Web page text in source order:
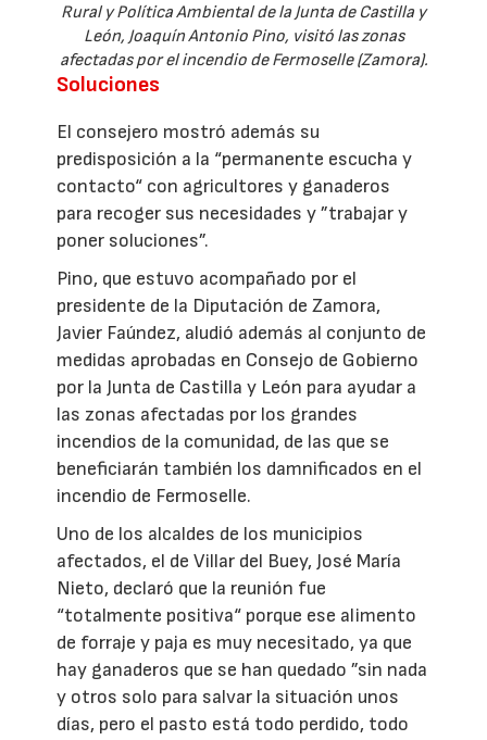
Rural y Política Ambiental de la Junta de Castilla y
León, Joaquín Antonio Pino, visitó las zonas
afectadas por el incendio de Fermoselle (Zamora).
Soluciones
El consejero mostró además su
predisposición a la “permanente escucha y
contacto“ con agricultores y ganaderos
para recoger sus necesidades y ”trabajar y
poner soluciones”.
Pino, que estuvo acompañado por el
presidente de la Diputación de Zamora,
Javier Faúndez, aludió además al conjunto de
medidas aprobadas en Consejo de Gobierno
por la Junta de Castilla y León para ayudar a
las zonas afectadas por los grandes
incendios de la comunidad, de las que se
beneficiarán también los damnificados en el
incendio de Fermoselle.
Uno de los alcaldes de los municipios
afectados, el de Villar del Buey, José María
Nieto, declaró que la reunión fue
“totalmente positiva“ porque ese alimento
de forraje y paja es muy necesitado, ya que
hay ganaderos que se han quedado ”sin nada
y otros solo para salvar la situación unos
días, pero el pasto está todo perdido, todo